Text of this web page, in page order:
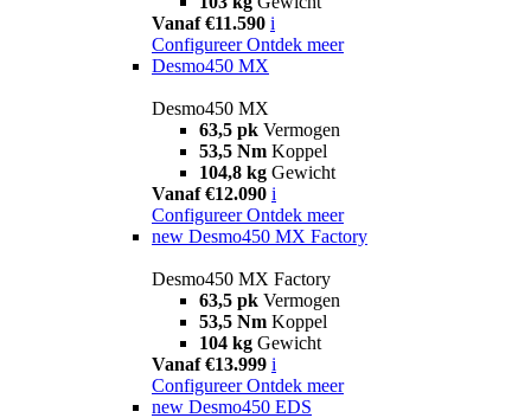
Vanaf €11.590 i
Configureer Ontdek meer
Desmo450 MX
Desmo450 MX
63,5 pk Vermogen
53,5 Nm Koppel
104,8 kg Gewicht
Vanaf €12.090 i
Configureer Ontdek meer
new Desmo450 MX Factory
Desmo450 MX Factory
63,5 pk Vermogen
53,5 Nm Koppel
104 kg Gewicht
Vanaf €13.999 i
Configureer Ontdek meer
new Desmo450 EDS